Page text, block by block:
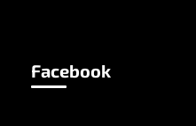
Facebook